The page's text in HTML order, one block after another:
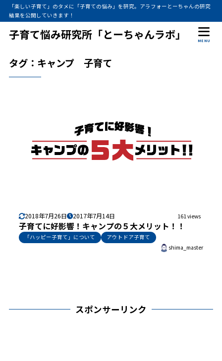
「楽しい子育て」のタメに「子育ての悩み」を研究。アラフォーとーちゃんの研究
結果を公開していきます！
子育て悩み研究所「とーちゃんラボ」 MENU
タグ：キャンプ 子育て
2018年7月26日 2017年7月14日 161 views
子育てに好影響！キャンプの５大メリット！！
「ハッピー子育て」について
アウトドア子育て
shima_master
スポンサーリンク